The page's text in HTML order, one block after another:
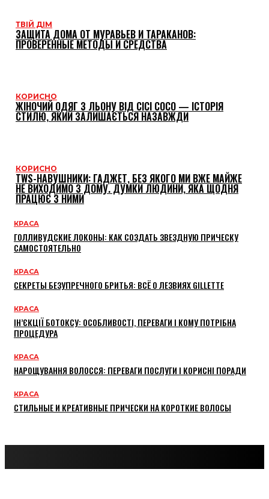
ТВІЙ ДІМ
ЗАЩИТА ДОМА ОТ МУРАВЬЕВ И ТАРАКАНОВ:
ПРОВЕРЕННЫЕ МЕТОДЫ И СРЕДСТВА
КОРИСНО
ЖІНОЧИЙ ОДЯГ З ЛЬОНУ ВІД CICI COCO — ІСТОРІЯ
СТИЛЮ, ЯКИЙ ЗАЛИШАЄТЬСЯ НАЗАВЖДИ
КОРИСНО
TWS-НАВУШНИКИ: ГАДЖЕТ, БЕЗ ЯКОГО МИ ВЖЕ МАЙЖЕ
НЕ ВИХОДИМО З ДОМУ. ДУМКИ ЛЮДИНИ, ЯКА ЩОДНЯ
ПРАЦЮЄ З НИМИ
КРАСА
ГОЛЛИВУДСКИЕ ЛОКОНЫ: КАК СОЗДАТЬ ЗВЕЗДНУЮ ПРИЧЕСКУ
САМОСТОЯТЕЛЬНО
КРАСА
СЕКРЕТЫ БЕЗУПРЕЧНОГО БРИТЬЯ: ВСЁ О ЛЕЗВИЯХ GILLETTE
КРАСА
ІН’ЄКЦІЇ БОТОКСУ: ОСОБЛИВОСТІ, ПЕРЕВАГИ І КОМУ ПОТРІБНА
ПРОЦЕДУРА
КРАСА
НАРОЩУВАННЯ ВОЛОССЯ: ПЕРЕВАГИ ПОСЛУГИ І КОРИСНІ ПОРАДИ
КРАСА
СТИЛЬНЫЕ И КРЕАТИВНЫЕ ПРИЧЕСКИ НА КОРОТКИЕ ВОЛОСЫ